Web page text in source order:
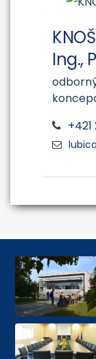
Ing.,
+421